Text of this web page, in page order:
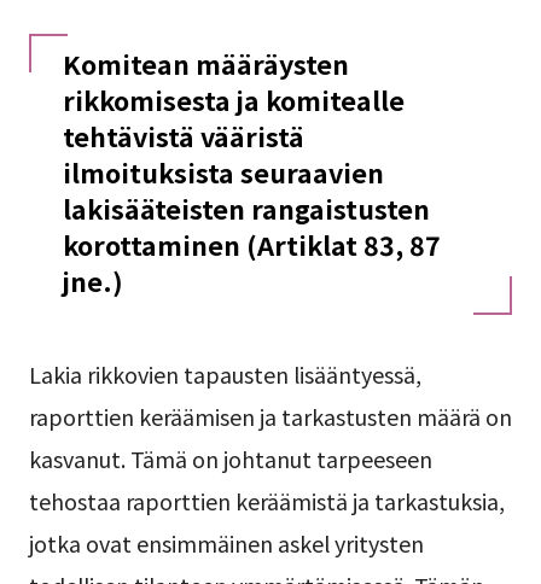
Komitean määräysten
rikkomisesta ja komitealle
tehtävistä vääristä
ilmoituksista seuraavien
lakisääteisten rangaistusten
korottaminen (Artiklat 83, 87
jne.)
Lakia rikkovien tapausten lisääntyessä,
raporttien keräämisen ja tarkastusten määrä on
kasvanut. Tämä on johtanut tarpeeseen
tehostaa raporttien keräämistä ja tarkastuksia,
jotka ovat ensimmäinen askel yritysten